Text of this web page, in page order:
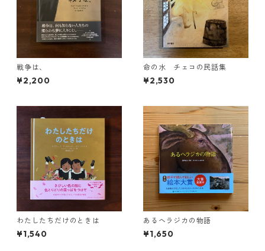
戦争は、
¥2,200
命の水 チェコの民話集
¥2,530
わたしたちだけのときは
¥1,540
あるヘラジカの物語
¥1,650